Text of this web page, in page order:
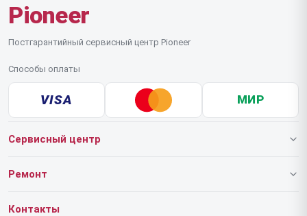
Pioneer
Постгарантийный сервисный центр Pioneer
Способы оплаты
VISA МИР
Сервисный центр
О нашем сервисе
Ремонт
Роботов-пылесосов
Контакты